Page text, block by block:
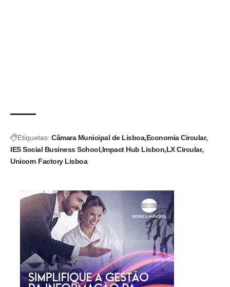
Etiquetas: Câmara Municipal de Lisboa Economia Circular
IES Social Business School Impact Hub Lisbon LX Circular
Unicorn Factory Lisboa